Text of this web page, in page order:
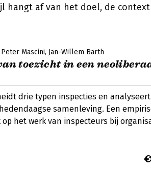
hangt af van het doel, de
Peter Mascini Jan-Willem Barth
toezicht in een
drie typen inspecties en
samenleving. Een
het werk van inspecteurs bij